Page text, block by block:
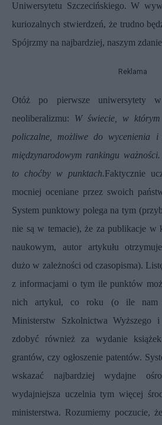
Uniwersytetu Szczecińskiego. W
kuriozalnych stwierdzeń, że trudno
Spójrzmy na najbardziej, naszym
Reklama
Otóż po pierwsze uniwersytety
neoliberalizmu:
W świecie, w którym
policzalne, możliwe do wycenienia
międzynarodowym rankingu
to choćby w punktach.Faktycznie
mocniej oceniane przez swoich
System punktowy polega na tym
nie są w temacie), że za publikacje w
naukowym, autor artykułu
dużo w zależności od czasopisma).
z informacjami o tym ile punktów
nich artykuł, co roku (o ile nam
Ministerstw Szkolnictwa Wyższego
zdobyć również za wydanie
grantów, czy ogłoszenie patentów.
wskazać najbardziej wydajne
wydajniejsza uczelnia tym więcej
ministerstwa. Rozumiemy poczucie,